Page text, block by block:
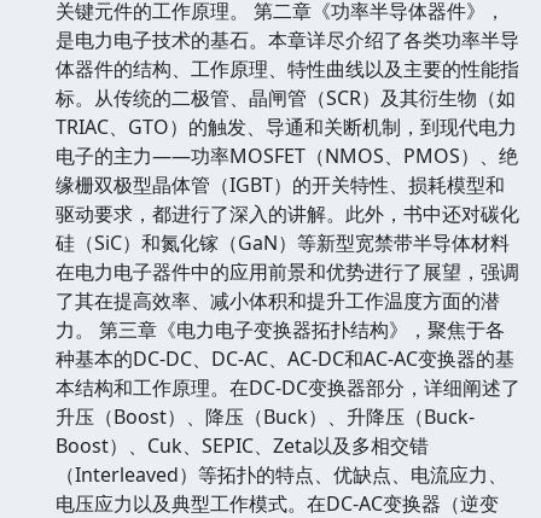
关键元件的工作原理。 第二章《功率半导体器件》，
是电力电子技术的基石。本章详尽介绍了各类功率半导
体器件的结构、工作原理、特性曲线以及主要的性能指
标。从传统的二极管、晶闸管（SCR）及其衍生物（如
TRIAC、GTO）的触发、导通和关断机制，到现代电力
电子的主力——功率MOSFET（NMOS、PMOS）、绝
缘栅双极型晶体管（IGBT）的开关特性、损耗模型和
驱动要求，都进行了深入的讲解。此外，书中还对碳化
硅（SiC）和氮化镓（GaN）等新型宽禁带半导体材料
在电力电子器件中的应用前景和优势进行了展望，强调
了其在提高效率、减小体积和提升工作温度方面的潜
力。 第三章《电力电子变换器拓扑结构》，聚焦于各
种基本的DC-DC、DC-AC、AC-DC和AC-AC变换器的基
本结构和工作原理。在DC-DC变换器部分，详细阐述了
升压（Boost）、降压（Buck）、升降压（Buck-
Boost）、Cuk、SEPIC、Zeta以及多相交错
（Interleaved）等拓扑的特点、优缺点、电流应力、
电压应力以及典型工作模式。在DC-AC变换器（逆变